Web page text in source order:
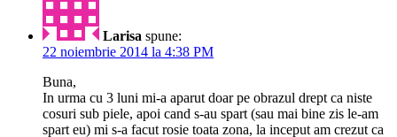
Larisa spune:
22 noiembrie 2014 la 4:38 PM
Buna,
In urma cu 3 luni mi-a aparut doar pe obrazul drept ca niste
cosuri sub piele, apoi cand s-au spart (sau mai bine zis le-am
spart eu) mi s-a facut rosie toata zona, la inceput am crezut ca